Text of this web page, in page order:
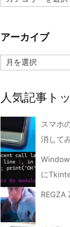
テ
ー
アーカイブ
ア
ー
イ
ブ
人気記事ト
スマホ
消して
に
REGZA